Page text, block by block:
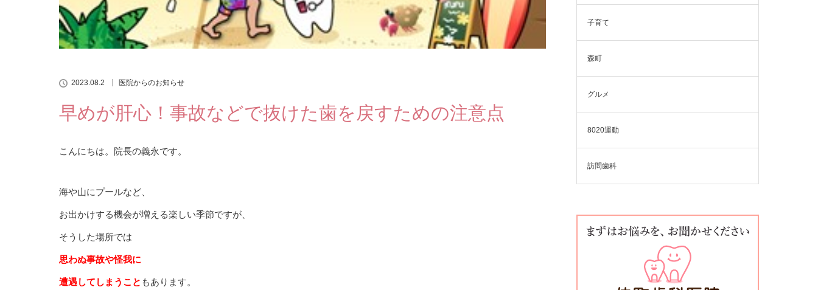
2023.08.2 医院からのお知らせ
早めが肝心！事故などで抜けた歯を戻すための注意点
こんにちは。院長の義永です。
海や山にプールなど、
お出かけする機会が増える楽しい季節ですが、
そうした場所では
思わぬ事故や怪我に
遭遇してしまうこと もあります。
子育て
森町
グルメ
8020運動
訪問歯科